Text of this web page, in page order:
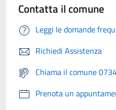
Contatta il comune
Leggi le domande
Richiedi Assistenza
Chiama il comune
Prenota un